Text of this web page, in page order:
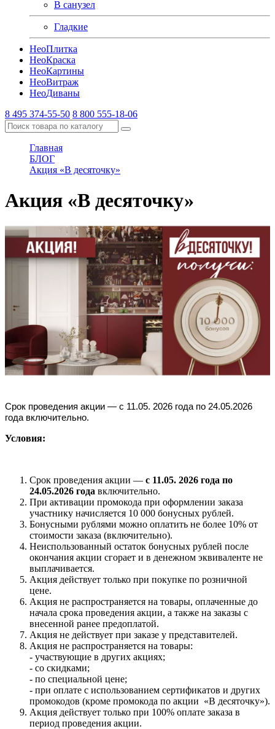
В санузел
Гладкие
НеоПлитка
НеоКраска
НеоКартины
НеоВитраж
НеоДиваны
8 495 374-55-50 8 800 555-18-06
Главная
БЛОГ
Акция «В десяточку»
Акция «В десяточку»
Срок проведения акции — с 11.05. 2026 года по 24.05.2026
года включительно.
Условия:
Срок проведения акции — с 11.05. 2026 года по
24.05.2026 года включительно.
При активации промокода при оформлении заказа
участнику начисляется 10 000 бонусных рублей.
Бонусными рублями можно оплатить не более 10% от
стоимости заказа (включительно).
Неиспользованный остаток бонусных рублей после
окончания акции сгорает и в денежном эквиваленте не
выплачивается.
Акция действует только при покупке по розничной
цене.
Акция не распространяется на товары, оплаченные до
начала срока проведения акции, а также на заказы с
внесенной ранее предоплатой.
Акция не действует при заказе у представителей.
Акция не распространяется на товары:
- участвующие в других акциях;
- со скидками;
- по специальной цене;
- при оплате с использованием сертификатов и других
промокодов (кроме промокода по акции «В десяточку»).
Акция действует только при 100% оплате заказа в
период проведения акции.